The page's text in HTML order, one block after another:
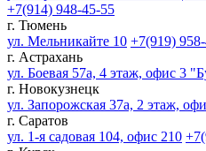
+7(914) 948-45-55
г. Тюмень
ул. Мельникайте 10 +7(919)
г. Астрахань
ул. Боевая 57а, 4 этаж, офис 3
г. Новокузнецк
ул. Запорожская 37а, 2 этаж,
г. Саратов
ул. 1-я садовая 104, офис 210